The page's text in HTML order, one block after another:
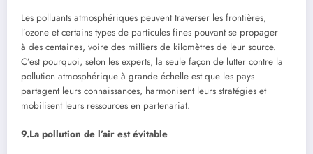
Les polluants atmosphériques peuvent traverser les frontières,
l’ozone et certains types de particules fines pouvant se propager
à des centaines, voire des milliers de kilomètres de leur source.
C’est pourquoi, selon les experts, la seule façon de lutter contre la
pollution atmosphérique à grande échelle est que les pays
partagent leurs connaissances, harmonisent leurs stratégies et
mobilisent leurs ressources en partenariat.
9.La pollution de l’air est évitable